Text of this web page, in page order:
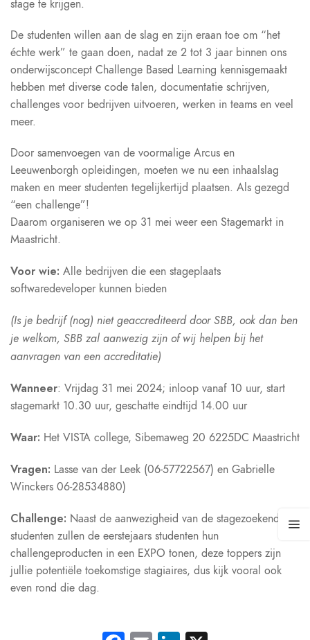
stage te krijgen.
De studenten willen aan de slag en zijn eraan toe om “het
échte werk” te gaan doen, nadat ze 2 tot 3 jaar binnen ons
onderwijsconcept Challenge Based Learning kennisgemaakt
hebben met diverse code talen, documentatie schrijven,
challenges voor bedrijven uitvoeren, werken in teams en veel
meer.
Door samenvoegen van de voormalige Arcus en
Leeuwenborgh opleidingen, moeten we nu een inhaalslag
maken en meer studenten tegelijkertijd plaatsen. Als gezegd
“een challenge”!
Daarom organiseren we op 31 mei weer een Stagemarkt in
Maastricht.
Voor wie: Alle bedrijven die een stageplaats
softwaredeveloper kunnen bieden
(Is je bedrijf (nog) niet geaccrediteerd door SBB, ook dan ben
je welkom, SBB zal aanwezig zijn of wij helpen bij het
aanvragen van een accreditatie)
Wanneer: Vrijdag 31 mei 2024; inloop vanaf 10 uur, start
stagemarkt 10.30 uur, geschatte eindtijd 14.00 uur
Waar: Het VISTA college, Sibemaweg 20 6225DC Maastricht
Vragen: Lasse van der Leek (06-57722567) en Gabrielle
Winckers 06-28534880)
Challenge: Naast de aanwezigheid van de stagezoekende
studenten zullen de eerstejaars studenten hun
challengeproducten in een EXPO tonen, deze toppers zijn
jullie potentiële toekomstige stagiaires, dus kijk vooral ook
even rond die dag.